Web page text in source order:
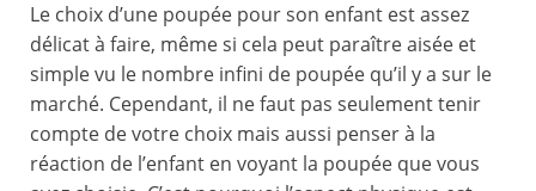
Le choix d’une poupée pour son enfant est assez
délicat à faire, même si cela peut paraître aisée et
simple vu le nombre infini de poupée qu’il y a sur le
marché. Cependant, il ne faut pas seulement tenir
compte de votre choix mais aussi penser à la
réaction de l’enfant en voyant la poupée que vous